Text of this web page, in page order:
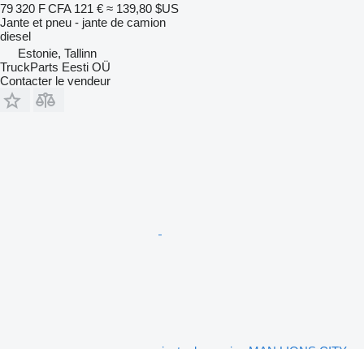
79 320 F CFA 121 € ≈ 139,80 $US
Jante et pneu - jante de camion
diesel
Estonie, Tallinn
TruckParts Eesti OÜ
Contacter le vendeur